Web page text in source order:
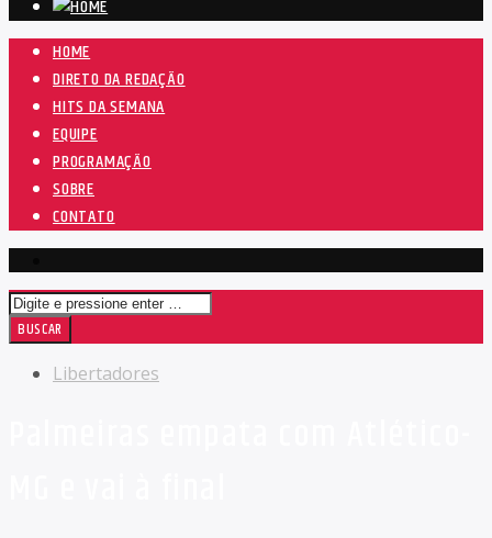
HOME
DIRETO DA REDAÇÃO
HITS DA SEMANA
EQUIPE
PROGRAMAÇÃO
SOBRE
CONTATO
Libertadores